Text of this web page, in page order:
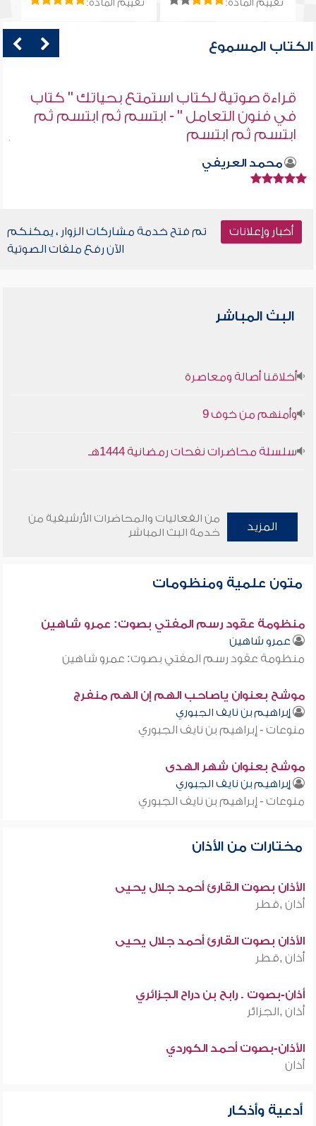
تقييم المادة: تقييم المادة:
الكتاب المسموع
قراءة صوتية لكتاب استمتع بحياتك " كتاب
في فنون التعامل " - ابتسم ثم ابتسم ثم
ابتسم ثم ابتسم
محمد العريفي
أخبار وإعلانات
تم فتح خدمة مشاركات الزوار ، يمكنكم
الآن رفع ملفات الصوتية
البث المباشر
أخلاقنا أصالة ومعاصرة
وأمنهم من خوف 9
سلسلة محاضرات نفحات رمضانية 1444هـ
المزيد
من الفعاليات والمحاضرات الأرشيفية من
خدمة البث المباشر
متون علمية ومنظومات
منظومة عقود رسم المفتي بصوت: عمرو شاهين
عمرو شاهين
منظومة عقود رسم المفتي بصوت: عمرو شاهين
موشح بعنوان ياصاحب الهم إن الهم منفرج
إبراهيم بن نايف الجبوري
منوعات - إبراهيم بن نايف الجبوري
موشح بعنوان شهر الهدى
إبراهيم بن نايف الجبوري
منوعات - إبراهيم بن نايف الجبوري
مختارات من الأذان
الأذان بصوت القارئ أحمد جلال يحيى
أذان ,قطر
الأذان بصوت القارئ أحمد جلال يحيى
أذان ,قطر
أذان-بصوت . رابح بن دراح الجزائري
أذان ,الجزائر
الأذان-بصوت أحمد الكوردي
أذان
أدعية وأذكار